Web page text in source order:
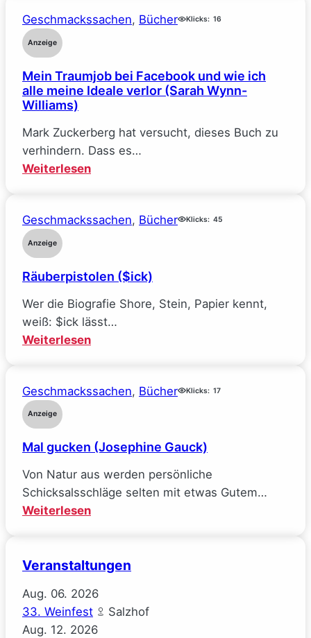
–
(Elle
Kennedy)
Geschmackssachen, Bücher Klicks: 16
Anzeige
Mein Traumjob bei Facebook und wie ich
alle meine Ideale verlor (Sarah Wynn-
Williams)
Mark Zuckerberg hat versucht, dieses Buch zu
verhindern. Dass es…
Weiterlesen:
bei
wie
alle
meine
Ideale
(Sarah
Geschmackssachen, Bücher Klicks: 45
Anzeige
Räuberpistolen ($ick)
Wer die Biografie Shore, Stein, Papier kennt,
weiß: $ick lässt…
Weiterlesen:
Geschmackssachen, Bücher Klicks: 17
Anzeige
Mal gucken (Josephine Gauck)
Von Natur aus werden persönliche
Schicksalsschläge selten mit etwas Gutem…
Weiterlesen:
(Josephine
Veranstaltungen
Aug. 06. 2026
33. Weinfest
Salzhof
Aug. 12. 2026